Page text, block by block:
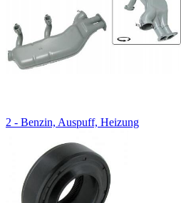
2 - Benzin, Auspuff, Heizung